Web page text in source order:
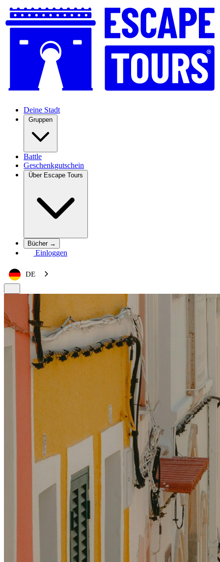
Deine Stadt
Gruppen
Battle
Geschenkgutschein
Über Escape Tours
Bücher →
Einloggen
DE